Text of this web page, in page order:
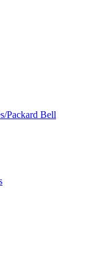
Packard Bell